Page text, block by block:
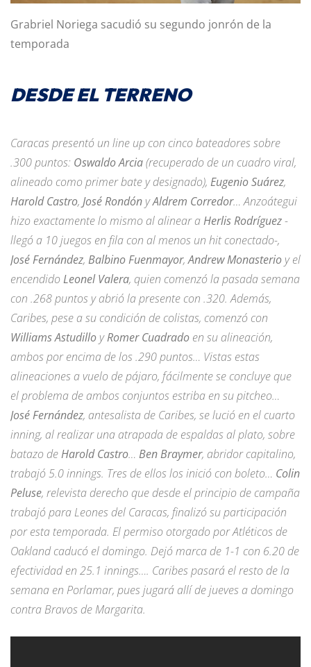
Grabriel Noriega sacudió su segundo jonrón de la
temporada
DESDE EL TERRENO
Caracas presentó un line up con cinco bateadores sobre
.300 puntos: Oswaldo Arcia(recuperado de un cuadro viral,
alineado como primer bate y designado), Eugenio Suárez,
Harold Castro, José Rondón yAldrem Corredor… Anzoátegui
hizo exactamente lo mismo al alinear aHerlis Rodríguez-
llegó a 10 juegos en fila con al menos un hit conectado-,
José Fernández, Balbino Fuenmayor,Andrew Monasterio y el
encendidoLeonel Valera, quien comenzó la pasada semana
con .268 puntos y abrió la presente con .320. Además,
Caribes, pese a su condición de colistas, comenzó con
Williams Astudillo yRomer Cuadrado en su alineación,
ambos por encima de los .290 puntos… Vistas estas
alineaciones a vuelo de pájaro, fácilmente se concluye que
el problema de ambos conjuntos estriba en su pitcheo…
José Fernández, antesalista de Caribes, se lució en el cuarto
inning, al realizar una atrapada de espaldas al plato, sobre
batazo deHarold Castro… Ben Braymer, abridor capitalino,
trabajó 5.0 innings. Tres de ellos los inició con boleto… Colin
Peluse, relevista derecho que desde el principio de campaña
trabajó para Leones del Caracas, finalizó su participación
por esta temporada. El permiso otorgado por Atléticos de
Oakland caducó el domingo. Dejó marca de 1-1 con 6.20 de
efectividad en 25.1 innings…. Caribes pasará el resto de la
semana en Porlamar, pues jugará allí de jueves a domingo
contra Bravos de Margarita.